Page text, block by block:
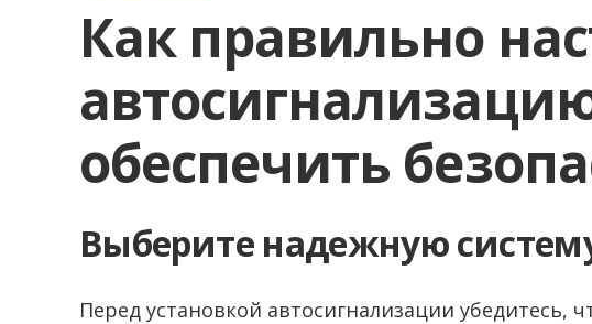
Как правильно
обеспечить
Выберите надежную
Перед установкой автосигнализации убедитесь,